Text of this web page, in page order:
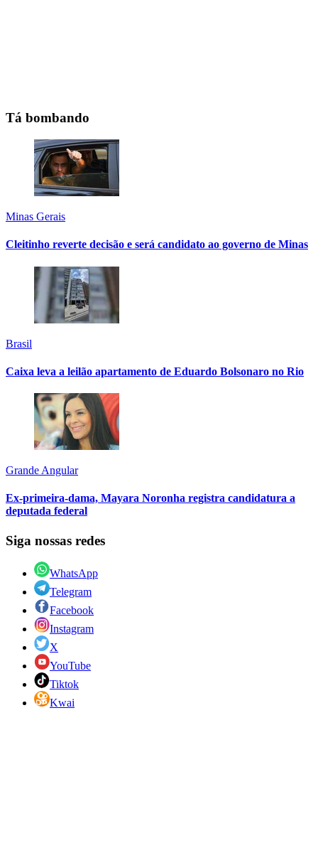
Tá bombando
Minas Gerais
Cleitinho reverte decisão e será candidato ao governo de Minas
Brasil
Caixa leva a leilão apartamento de Eduardo Bolsonaro no Rio
Grande Angular
Ex-primeira-dama, Mayara Noronha registra candidatura a
deputada federal
Siga nossas redes
WhatsApp
Telegram
Facebook
Instagram
X
YouTube
Tiktok
Kwai